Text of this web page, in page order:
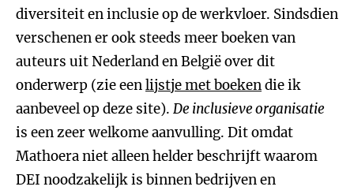
diversiteit en inclusie op de werkvloer. Sindsdien
verschenen er ook steeds meer boeken van
auteurs uit Nederland en België over dit
onderwerp (zie eenlijstje met boekendie ik
aanbeveel op deze site). De inclusieve organisatie
is een zeer welkome aanvulling. Dit omdat
Mathoera niet alleen helder beschrijft waarom
DEI noodzakelijk is binnen bedrijven en